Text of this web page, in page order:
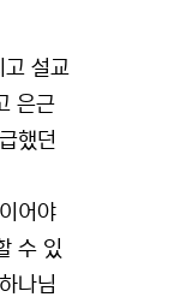
고 설교
은근
했던
어야
수 있
나님